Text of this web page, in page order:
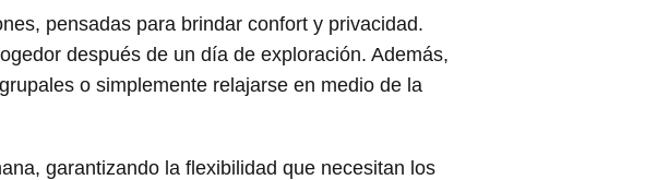
pensadas para brindar confort y privacidad.
después de un día de exploración. Además,
o simplemente relajarse en medio de la
garantizando la flexibilidad que necesitan los